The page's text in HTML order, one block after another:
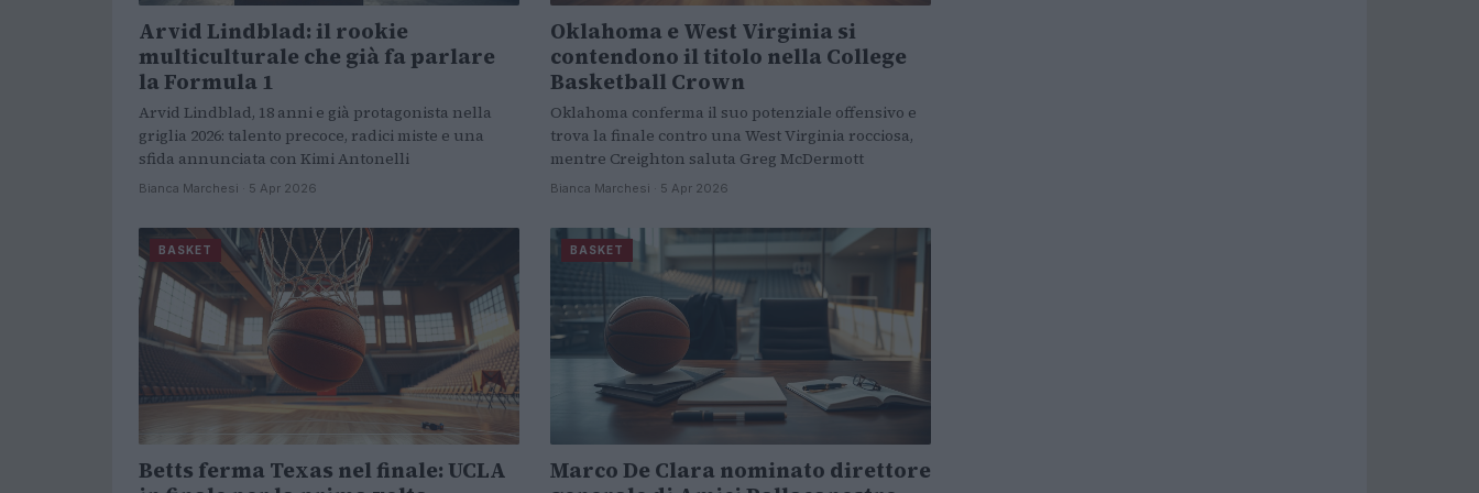
Arvid Lindblad: il rookie
multiculturale che già fa parlare
la Formula 1
Arvid Lindblad, 18 anni e già protagonista nella
griglia 2026: talento precoce, radici miste e una
sfida annunciata con Kimi Antonelli
Bianca Marchesi · 5 Apr 2026
Oklahoma e West Virginia si
contendono il titolo nella College
Basketball Crown
Oklahoma conferma il suo potenziale offensivo e
trova la finale contro una West Virginia rocciosa,
mentre Creighton saluta Greg McDermott
Bianca Marchesi · 5 Apr 2026
BASKET
Betts ferma Texas nel finale: UCLA
BASKET
Marco De Clara nominato direttore